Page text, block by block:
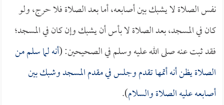
نفس الصلاة لا يشبك بين أصابعه، أما بعد الصلاة فلا حرج، ولو
كان في المسجد، بعد الصلاة لا بأس أن يشبك وإن كان في المسجد؛
فقد ثبت عنه صلى الله عليه وسلم في الصحيحين: (أنه لما سلم من
الصلاة يظن أنه أتمها تقدم وجلس في مقدم المسجد وشبك بين
أصابعه عليه الصلاة والسلام).